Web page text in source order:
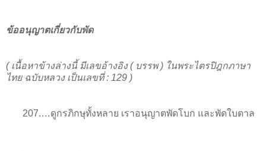
ข้ออนุญาตเกี่ยวกับพัด
( เนื้อหาข้างล่างนี้ มีเลขอ้างอิง ( บรรพ ) ในพระไตรปิฎกภาษา
ไทย ฉบับหลวง เป็นเลขที่ : 129 )
207.…ดูกรภิกษุทั้งหลาย เราอนุญาตพัดโบก และพัดใบตาล